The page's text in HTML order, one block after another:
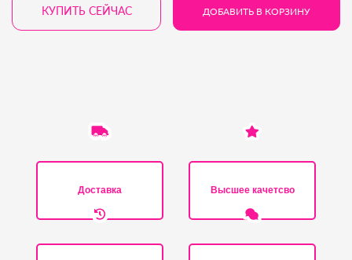
КУПИТЬ СЕЙЧАС ДОБАВИТЬ В КОРЗИНУ
Доставка Высшее качетсво